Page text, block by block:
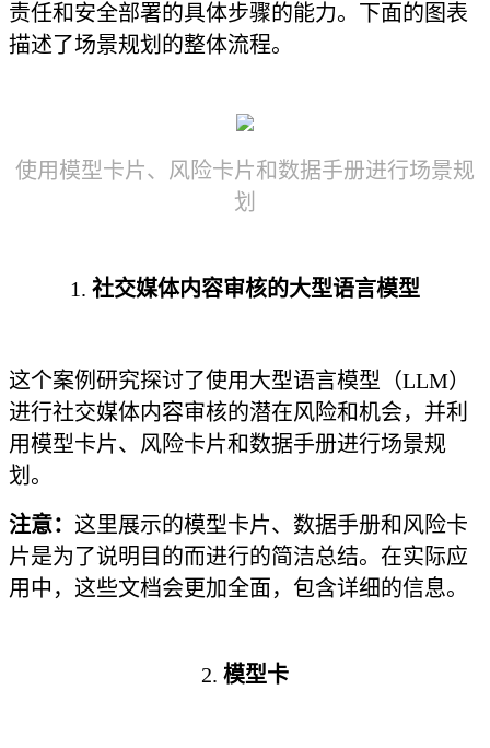
责任和安全部署的具体步骤的能力。下面的图表
描述了场景规划的整体流程。
使用模型卡片、风险卡片和数据手册进行场景规
划
1. 社交媒体内容审核的大型语言模型
这个案例研究探讨了使用大型语言模型（LLM）
进行社交媒体内容审核的潜在风险和机会，并利
用模型卡片、风险卡片和数据手册进行场景规
划。
注意： 这里展示的模型卡片、数据手册和风险卡
片是为了说明目的而进行的简洁总结。在实际应
用中，这些文档会更加全面，包含详细的信息。
2. 模型卡